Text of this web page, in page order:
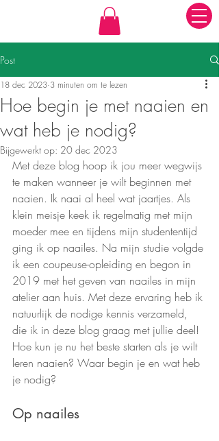
Post
Hoe begin je met naaien en
wat heb je nodig?
18 dec 2023 3 minuten om te lezen
Bijgewerkt op: 20 dec 2023
Met deze blog hoop ik jou meer wegwijs
te maken wanneer je wilt beginnen met
naaien. Ik naai al heel wat jaartjes. Als
klein meisje keek ik regelmatig met mijn
moeder mee en tijdens mijn studententijd
ging ik op naailes. Na mijn studie volgde
ik een coupeuse-opleiding en begon in
2019 met het geven van naailes in mijn
atelier aan huis. Met deze ervaring heb ik
natuurlijk de nodige kennis verzameld,
die ik in deze blog graag met jullie deel!
Hoe kun je nu het beste starten als je wilt
leren naaien? Waar begin je en wat heb
je nodig?
Op naailes